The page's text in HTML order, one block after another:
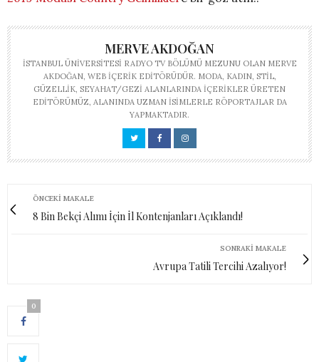
MERVE AKDOĞAN
İSTANBUL ÜNIVERSITESI RADYO TV BÖLÜMÜ MEZUNU OLAN MERVE
AKDOĞAN, WEB IÇERIK EDITÖRÜDÜR. MODA, KADIN, STIL,
GÜZELLIK, SEYAHAT/GEZI ALANLARINDA IÇERIKLER ÜRETEN
EDITÖRÜMÜZ, ALANINDA UZMAN ISIMLERLE RÖPORTAJLAR DA
YAPMAKTADIR.
ÖNCEKI MAKALE
8 Bin Bekçi Alımı İçin İl Kontenjanları Açıklandı!
SONRAKI MAKALE
Avrupa Tatili Tercihi Azalıyor!
0